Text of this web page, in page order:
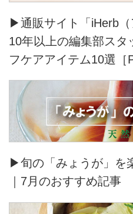
▶通販サイト「iHerb
10年以上の編集部ス
フケアアイテム10選［
▶旬の「みょうが」を
｜7月のおすすめ記事